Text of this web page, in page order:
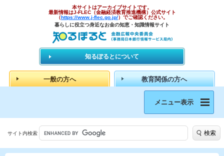
本サイトはアーカイブサイトです。
最新情報はJ-FLEC（金融経済教育推進機構）公式サイト
（https://www.j-flec.go.jp/）でご確認ください。
暮らしに役立つ身近なお金の知恵・知識情報サイト
知るぽるとについて
一般の方へ 教育関係の方へ
メニュー表示
サイト内検索 検索